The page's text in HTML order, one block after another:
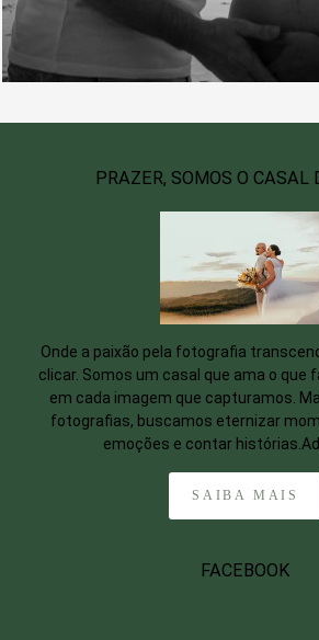
PRAZER, SOMOS O CASAL
Onde a paixão pela fotografia
clicar. Somos um casal que ama o que
em cada imagem que capturamos.
fotografias, buscamos eternizar
emoções e contar
SAIBA MAIS
FACEBOOK